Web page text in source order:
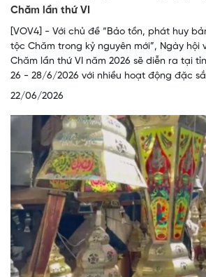
Chăm lần thứ VI
[VOV4] - Với chủ đề “Bảo tồn, phát huy
tộc Chăm trong kỷ nguyên mới”, Ngày hội
Chăm lần thứ VI năm 2026 sẽ diễn ra tại
26 - 28/6/2026 với nhiều hoạt động đặc
22/06/2026